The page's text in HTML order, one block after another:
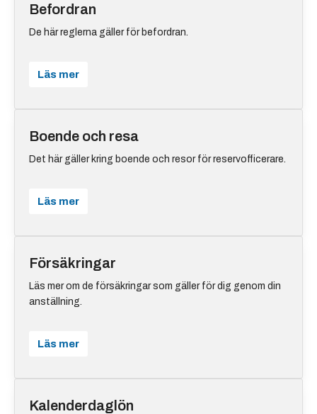
Befordran
De här reglerna gäller för befordran.
Läs mer
Boende och resa
Det här gäller kring boende och resor för reservofficerare.
Läs mer
Försäkringar
Läs mer om de försäkringar som gäller för dig genom din
anställning.
Läs mer
Kalenderdaglön